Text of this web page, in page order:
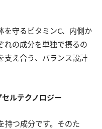
を守るビタミンC、内側か
れの成分を単独で摂るの
支え合う、バランス設計
ルテクノロジー
持つ成分です。そのた